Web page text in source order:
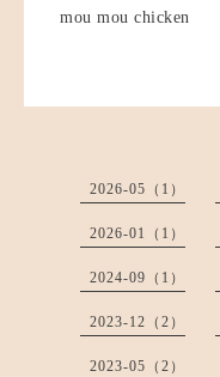
mou mou chicken
2026-05（1）
2026-01（1）
2024-09（1）
2023-12（2）
2023-05（2）